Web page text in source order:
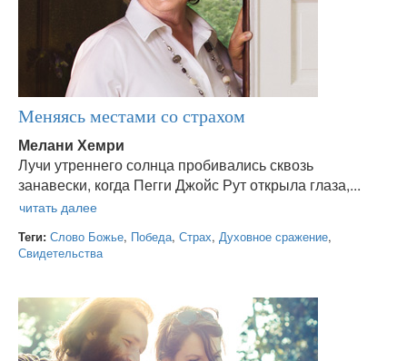
Меняясь местами со страхом
Мелани Хемри
Лучи утреннего солнца пробивались сквозь
занавески, когда Пегги Джойс Рут открыла глаза,...
Теги: Слово Божье, Победа, Страх, Духовное сражение,
Свидетельства